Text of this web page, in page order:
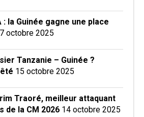
: la Guinée gagne une place
octobre 2025
Tanzanie – Guinée ?
15 octobre 2025
Traoré, meilleur attaquant
de la CM 2026 14 octobre 2025